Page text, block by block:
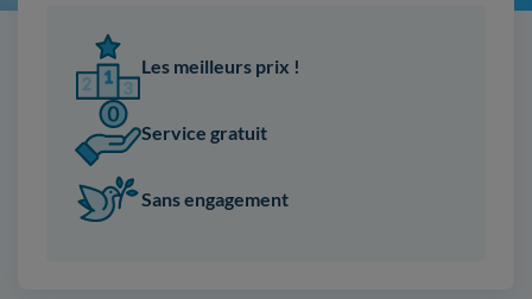
Les meilleurs prix !
Service gratuit
Sans engagement